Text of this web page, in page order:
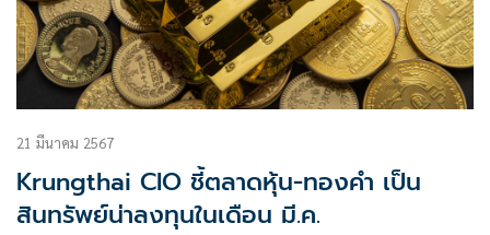
21 มีนาคม 2567
Krungthai CIO ชี้ตลาดหุ้น-ทองคำ เป็น
สินทรัพย์น่าลงทุนในเดือน มี.ค.